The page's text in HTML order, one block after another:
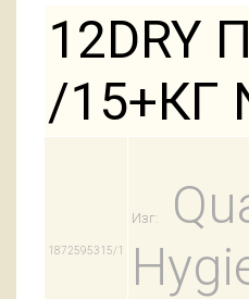
/15+КГ
1872595315/1
Изг: